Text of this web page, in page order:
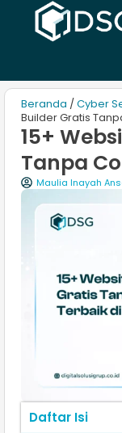
Beranda / Cyber
Builder Gratis​
15+
Tanpa
Maulia Inayah
Daftar Isi